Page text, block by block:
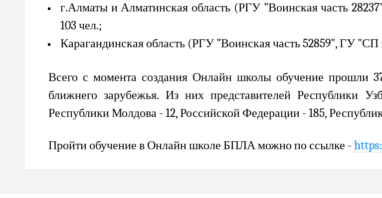
г.Алматы и Алматинская область (РГУ "Воинская часть
103 чел.;
Карагандинская область (РГУ "Воинская часть52859", ГУ "СП
Всего с момента создания Онлайн школы обучение прошли
ближнего зарубежья. Из них представителей Республики
Республики Молдова - 12, Российской Федерации - 185,
Пройти обучение в Онлайн школе БПЛА можно по ссылке -